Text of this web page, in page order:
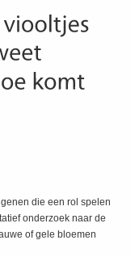
die een rol spelen
onderzoek naar de
of gele bloemen